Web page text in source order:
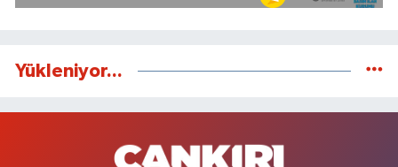
Yükleniyor...